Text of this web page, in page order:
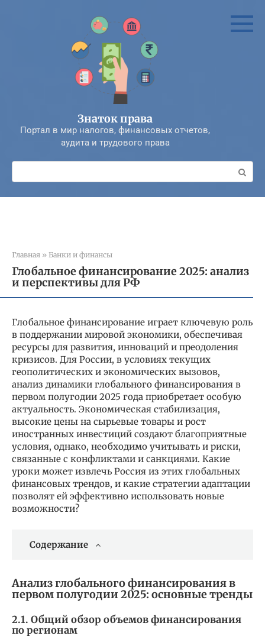
Знаток права
Портал в мир налогов, финансовых отчетов,
аудита и трудового права
Поиск:
Главная » Банки и финансы
Глобальное финансирование 2025: анализ
и перспективы для РФ
Глобальное финансирование играет ключевую роль
в поддержании мировой экономики, обеспечивая
ресурсы для развития, инноваций и преодоления
кризисов. Для России, в условиях текущих
геополитических и экономических вызовов,
анализ динамики глобального финансирования в
первом полугодии 2025 года приобретает особую
актуальность. Экономическая стабилизация,
высокие цены на сырьевые товары и рост
иностранных инвестиций создают благоприятные
условия, однако, необходимо учитывать и риски,
связанные с конфликтами и санкциями. Какие
уроки может извлечь Россия из этих глобальных
финансовых трендов, и какие стратегии адаптации
позволят ей эффективно использовать новые
возможности?
Содержание
Анализ глобального финансирования в
первом полугодии 2025: основные тренды
2.1. Общий обзор объемов финансирования
по регионам